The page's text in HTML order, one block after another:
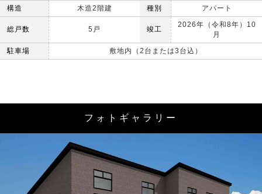
構造
木造2階建 種別 アパート
総戸数 5戸 竣工
2026年（令和8年）10
月
駐車場
敷地内（2台または3台込）
フォトギャラリー